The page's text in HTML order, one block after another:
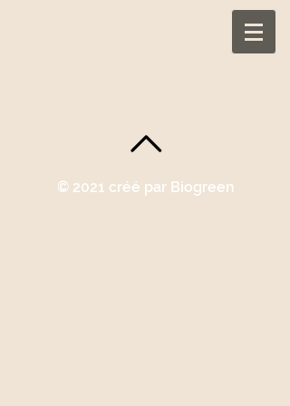
© 2021 créé par Biogreen